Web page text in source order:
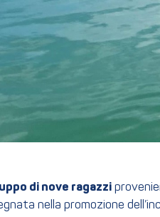
di nove ragazzi
nella promozione